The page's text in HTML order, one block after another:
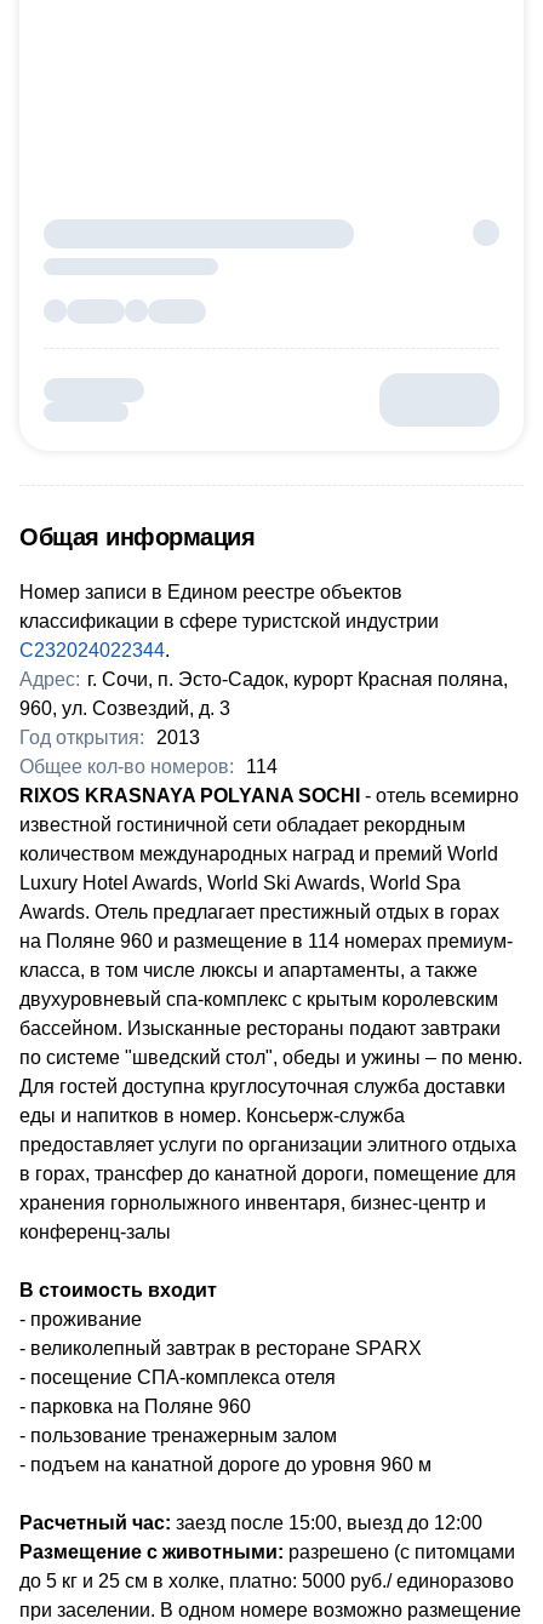
Общая информация
Номер записи в Едином реестре объектов
классификации в сфере туристской индустрии
С232024022344.
Адрес: г. Сочи, п. Эсто-Садок, курорт Красная поляна,
960, ул. Созвездий, д. 3
Год открытия:
2013
Общее кол-во номеров:
114
RIXOS KRASNAYA POLYANA SOCHI
- отель всемирно
известной гостиничной сети обладает рекордным
количеством международных наград и премий World
Luxury Hotel Awards, World Ski Awards, World Spa
Awards. Отель предлагает престижный отдых в горах
на Поляне 960 и размещение в 114 номерах премиум-
класса, в том числе люксы и апартаменты, а также
двухуровневый спа-комплекс с крытым королевским
бассейном. Изысканные рестораны подают завтраки
по системе "шведский стол", обеды и ужины – по меню.
Для гостей доступна круглосуточная служба доставки
еды и напитков в номер. Консьерж-служба
предоставляет услуги по организации элитного отдыха
в горах, трансфер до канатной дороги, помещение для
хранения горнолыжного инвентаря, бизнес-центр и
конференц-залы
В стоимость входит
- проживание
- великолепный завтрак в ресторане SPARХ
- посещение СПА-комплекса отеля
- парковка на Поляне 960
- пользование тренажерным залом
- подъем на канатной дороге до уровня 960 м
Расчетный час: заезд после 15:00, выезд до 12:00
Размещение с животными: разрешено (с питомцами
до 5 кг и 25 см в холке, платно: 5000 руб./ единоразово
при заселении. В одном номере возможно размещение